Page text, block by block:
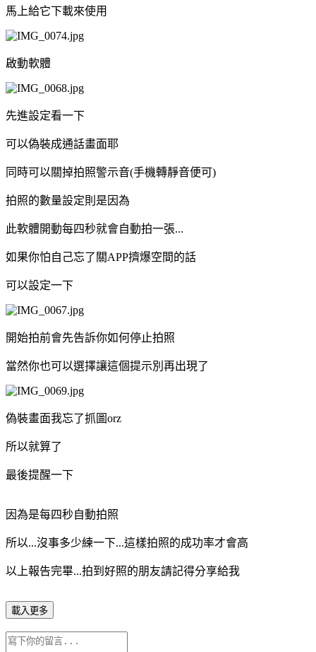
馬上給它下載來使用
啟動軟體
先進設定看一下
可以偽裝成通話畫面耶
同時可以關掉拍照警示音(手機轉靜音便可)
拍照的數量設定則是因為
此軟體開動每四秒就會自動拍一張...
如果你怕自己忘了關APP擠爆空間的話
可以設定一下
開始拍前會先告訴你如何停止拍照
當然你也可以選擇讓這個提示別再出現了
偽裝畫面我忘了抓圖orz
所以就算了
最後提醒一下
因為是每四秒自動拍照
所以...沒事多少練一下...這樣拍照的成功率才會高
以上報告完畢...拍到好照的朋友請記得分享給我
載入更多